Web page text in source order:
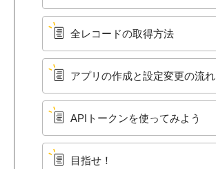
全レ​コードの​取得方​法
アプリの​作成と​設定変更の​流れ
APIトークンを​使ってみよう
目指せ！​